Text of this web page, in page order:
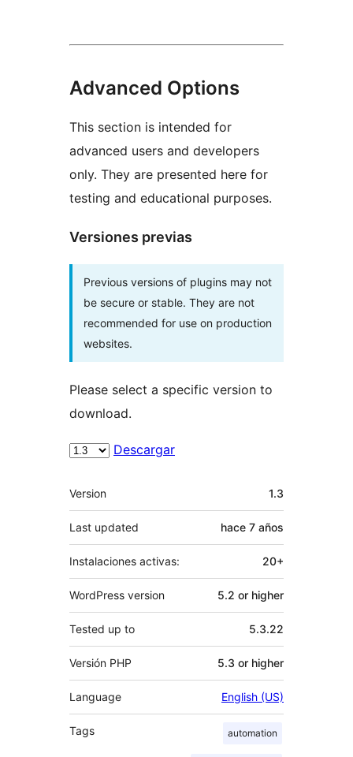
Advanced Options
This section is intended for
advanced users and developers
only. They are presented here for
testing and educational purposes.
Versiones previas
Previous versions of plugins may not
be secure or stable. They are not
recommended for use on production
websites.
Please select a specific version to
download.
Descargar
Meta
Version 1.3
Last updated hace 7 años
Instalaciones activas: 20+
WordPress version 5.2 or higher
Tested up to 5.3.22
Versión PHP 5.3 or higher
Language English (US)
Tags automation